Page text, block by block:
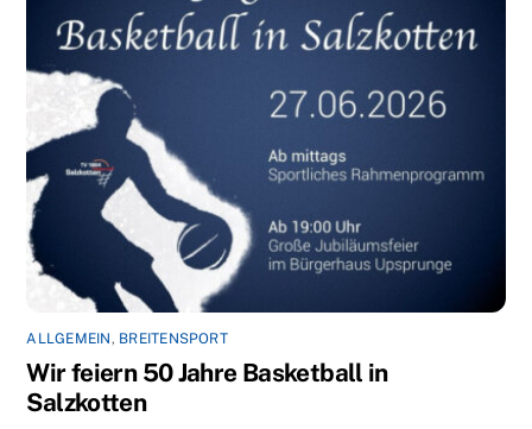
ALLGEMEIN , BREITENSPORT
Wir feiern 50 Jahre Basketball in
Salzkotten